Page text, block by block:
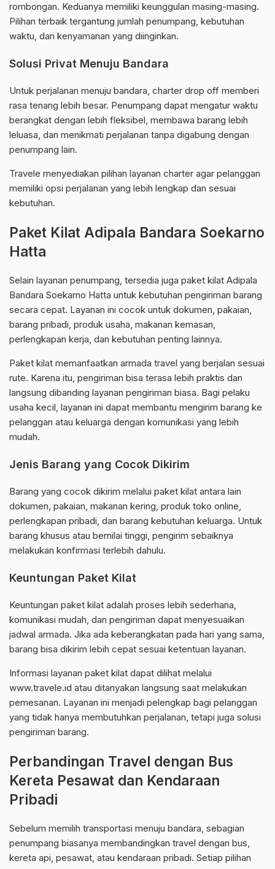
rombongan. Keduanya memiliki keunggulan masing-masing.
Pilihan terbaik tergantung jumlah penumpang, kebutuhan
waktu, dan kenyamanan yang diinginkan.
Solusi Privat Menuju Bandara
Untuk perjalanan menuju bandara, charter drop off memberi
rasa tenang lebih besar. Penumpang dapat mengatur waktu
berangkat dengan lebih fleksibel, membawa barang lebih
leluasa, dan menikmati perjalanan tanpa digabung dengan
penumpang lain.
Travele menyediakan pilihan layanan charter agar pelanggan
memiliki opsi perjalanan yang lebih lengkap dan sesuai
kebutuhan.
Paket Kilat Adipala Bandara Soekarno
Hatta
Selain layanan penumpang, tersedia juga paket kilat Adipala
Bandara Soekarno Hatta untuk kebutuhan pengiriman barang
secara cepat. Layanan ini cocok untuk dokumen, pakaian,
barang pribadi, produk usaha, makanan kemasan,
perlengkapan kerja, dan kebutuhan penting lainnya.
Paket kilat memanfaatkan armada travel yang berjalan sesuai
rute. Karena itu, pengiriman bisa terasa lebih praktis dan
langsung dibanding layanan pengiriman biasa. Bagi pelaku
usaha kecil, layanan ini dapat membantu mengirim barang ke
pelanggan atau keluarga dengan komunikasi yang lebih
mudah.
Jenis Barang yang Cocok Dikirim
Barang yang cocok dikirim melalui paket kilat antara lain
dokumen, pakaian, makanan kering, produk toko online,
perlengkapan pribadi, dan barang kebutuhan keluarga. Untuk
barang khusus atau bernilai tinggi, pengirim sebaiknya
melakukan konfirmasi terlebih dahulu.
Keuntungan Paket Kilat
Keuntungan paket kilat adalah proses lebih sederhana,
komunikasi mudah, dan pengiriman dapat menyesuaikan
jadwal armada. Jika ada keberangkatan pada hari yang sama,
barang bisa dikirim lebih cepat sesuai ketentuan layanan.
Informasi layanan paket kilat dapat dilihat melalui
www.travele.id atau ditanyakan langsung saat melakukan
pemesanan. Layanan ini menjadi pelengkap bagi pelanggan
yang tidak hanya membutuhkan perjalanan, tetapi juga solusi
pengiriman barang.
Perbandingan Travel dengan Bus
Kereta Pesawat dan Kendaraan
Pribadi
Sebelum memilih transportasi menuju bandara, sebagian
penumpang biasanya membandingkan travel dengan bus,
kereta api, pesawat, atau kendaraan pribadi. Setiap pilihan